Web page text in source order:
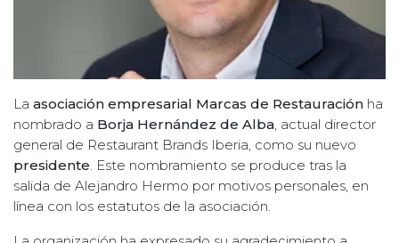
La asociación empresarial Marcas de Restauración ha
nombrado a Borja Hernández de Alba, actual director
general de Restaurant Brands Iberia, como su nuevo
presidente. Este nombramiento se produce tras la
salida de Alejandro Hermo por motivos personales, en
línea con los estatutos de la asociación.